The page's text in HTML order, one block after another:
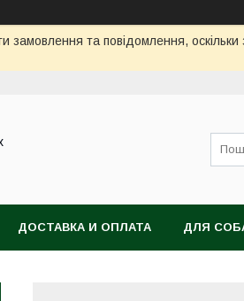
та повідомлення,
ДОСТАВКА И ОПЛАТА ДЛЯ